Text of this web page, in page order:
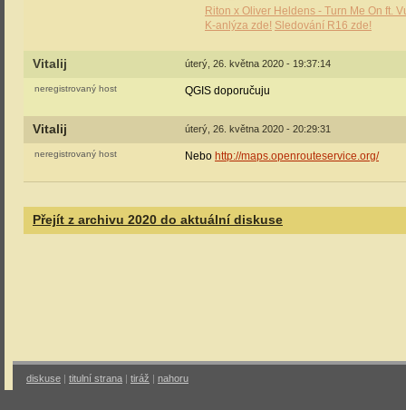
Riton x Oliver Heldens - Turn Me On ft.
K-anlýza zde! Sledování R16 zde!
Vitalij úterý, 26. května 2020 - 19:37:14
neregistrovaný host QGIS doporučuju
Vitalij úterý, 26. května 2020 - 20:29:31
neregistrovaný host Nebo http://maps.openrouteservice.org/
Přejít z archivu 2020 do aktuální diskuse
diskuse | titulní strana | tiráž | nahoru